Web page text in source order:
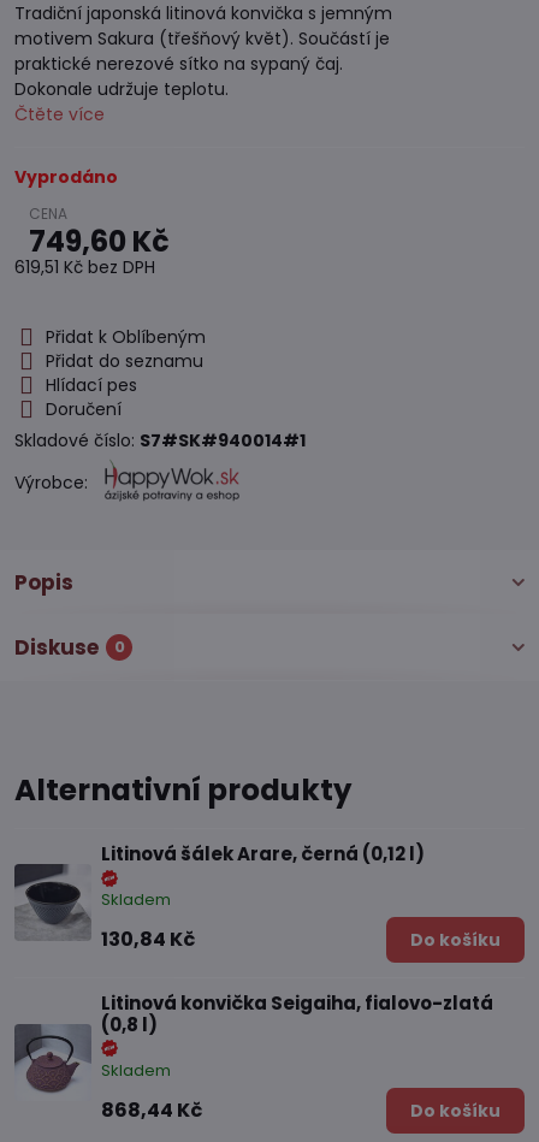
Tradiční japonská litinová konvička s jemným
motivem Sakura (třešňový květ). Součástí je
praktické nerezové sítko na sypaný čaj.
Dokonale udržuje teplotu.
Čtěte více
Vyprodáno
749,60 Kč
619,51 Kč bez DPH
Přidat k Oblíbeným
Přidat do seznamu
Hlídací pes
Doručení
Skladové číslo: S7#SK#940014#1
Výrobce:
Popis
Diskuse 0
Alternativní produkty
Litinová šálek Arare, černá (0,12 l)
Skladem
130,84 Kč Do košíku
Litinová konvička Seigaiha, fialovo-zlatá
(0,8 l)
Skladem
868,44 Kč Do košíku